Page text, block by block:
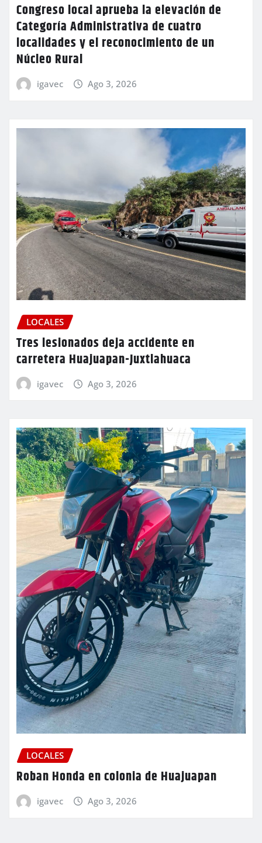
Congreso local aprueba la elevación de
Categoría Administrativa de cuatro
localidades y el reconocimiento de un
Núcleo Rural
igavec Ago 3, 2026
LOCALES
Tres lesionados deja accidente en
carretera Huajuapan-Juxtlahuaca
igavec Ago 3, 2026
LOCALES
Roban Honda en colonia de Huajuapan
igavec Ago 3, 2026